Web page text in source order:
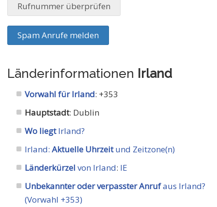
Rufnummer überprüfen
Spam Anrufe melden
Länderinformationen Irland
Vorwahl für Irland: +353
Hauptstadt: Dublin
Wo liegtIrland?
Irland:Aktuelle Uhrzeitund Zeitzone(n)
Länderkürzel von Irland: IE
Unbekannter oder verpasster Anrufaus Irland?
(Vorwahl +353)